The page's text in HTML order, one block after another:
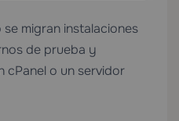
migran instalaciones
de prueba y
cPanel o un servidor